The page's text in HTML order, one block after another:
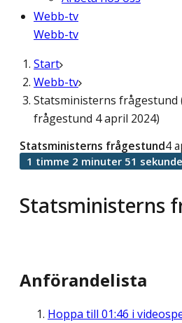
Webb-tv
Webb-tv
Start
Webb-tv
Statsministerns frågestund
frågestund 4 april 2024)
Statsministerns
Statsministerns frågestund4
1 timme 2 minuter 51
Anförandelista
Hoppa till 01:46 i